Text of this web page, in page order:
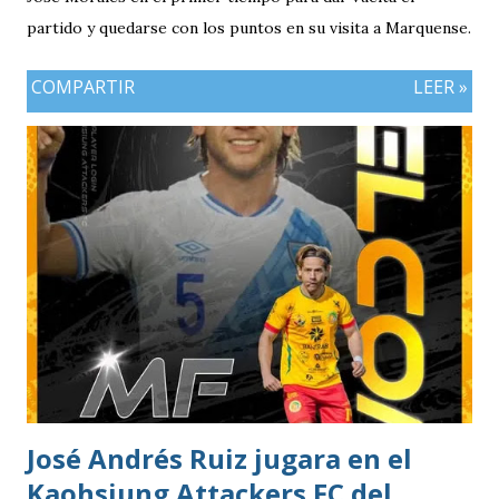
partido y quedarse con los puntos en su visita a Marquense.
COMPARTIR LEER »
José Andrés Ruiz jugara en el